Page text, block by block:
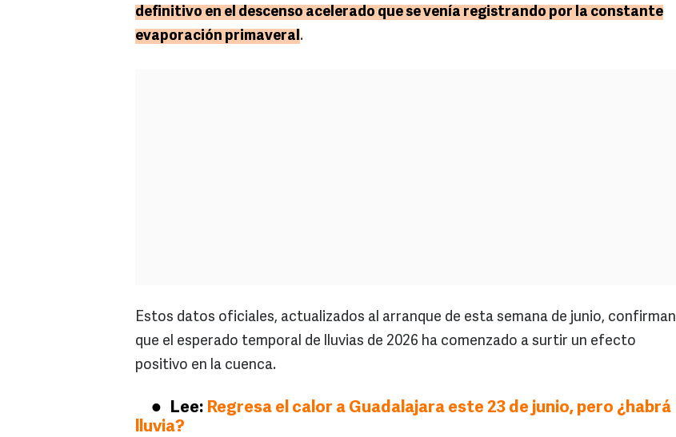
definitivo en el descenso acelerado que se venía registrando por la constante
evaporación primaveral.
Estos datos oficiales, actualizados al arranque de esta semana de junio, confirman
que el esperado temporal de lluvias de 2026 ha comenzado a surtir un efecto
positivo en la cuenca.
Lee: Regresa el calor a Guadalajara este 23 de junio, pero ¿habrá
lluvia?